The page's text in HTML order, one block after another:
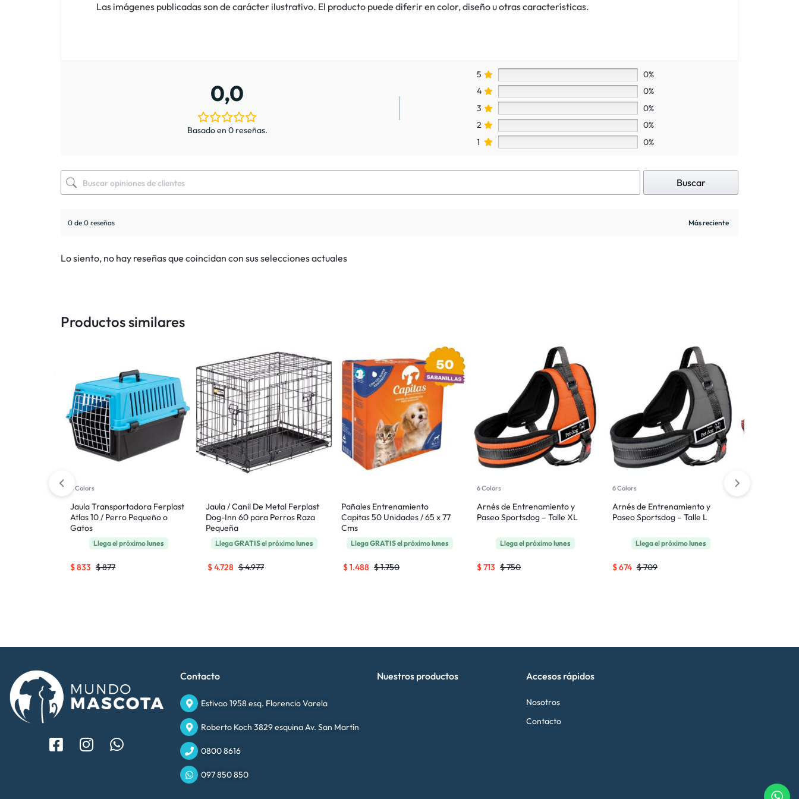
Las imágenes publicadas son de carácter ilustrativo. El producto puede diferir en color, diseño u otras características.
0,0
Basado en 0 reseñas.
5
0%
4
0%
3
0%
2
0%
1
0%
Buscar
0 de 0 reseñas
Lo siento, no hay reseñas que coincidan con sus selecciones actuales
Productos similares
5 Colors
Jaula Transportadora Ferplast
Atlas 10 / Perro Pequeño o
Gatos
Llega el próximolunes
$877
$833
Jaula / Canil De Metal Ferplast
Dog-Inn 60 para Perros Raza
Pequeña
LlegaGRATISel próximolunes
$4.977
$4.728
Pañales Entrenamiento
Capitas 50 Unidades / 65 x 77
Cms
LlegaGRATISel próximolunes
$1.750
$1.488
6 Colors
Arnés de Entrenamiento y
Paseo Sportsdog – Talle XL
Llega el próximolunes
$750
$713
6 Colors
Arnés de Entrenamiento y
Paseo Sportsdog – Talle L
Llega el próximolunes
$709
$674
Contacto
Estivao 1958 esq. Florencio Varela
Roberto Koch 3829 esquina Av. San Martín
0800 8616
097 850 850
Nuestros productos Accesos rápidos
Nosotros
Contacto